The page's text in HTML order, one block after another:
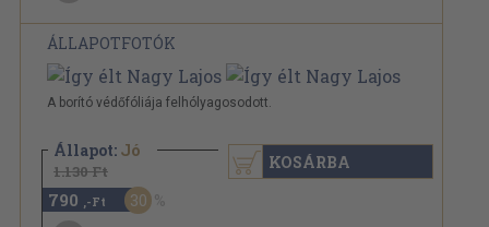
ÁLLAPOTFOTÓK
A borító védőfóliája felhólyagosodott.
Állapot: Jó
1.130 Ft
790 ,-Ft 30
KOSÁRBA